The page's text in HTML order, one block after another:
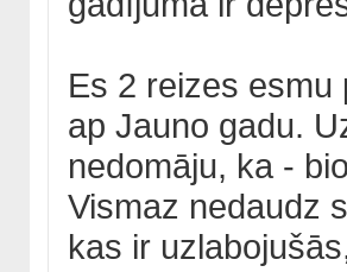
Es 2 reizes
ap Jauno gadu.
nedomāju, ka -
Vismaz nedaudz
kas ir